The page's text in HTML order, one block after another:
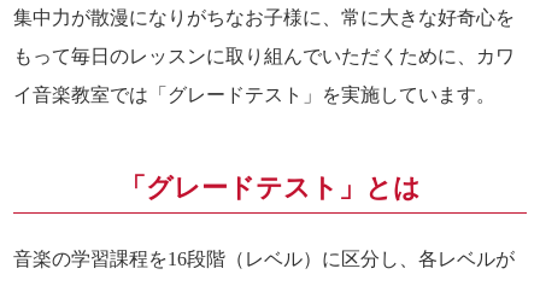
集中力が散漫になりがちなお子様に、常に大きな好奇心を
もって毎日のレッスンに取り組んでいただくために、カワ
イ音楽教室では「グレードテスト」を実施しています。
「グレードテスト」とは
音楽の学習課程を16段階（レベル）に区分し、各レベルが